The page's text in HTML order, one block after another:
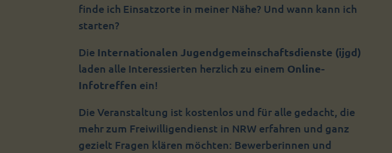
finde ich Einsatzorte in meiner Nähe? Und wann kann ich
starten?
Die Internationalen Jugendgemeinschaftsdienste (ijgd)
laden alle Interessierten herzlich zu einem Online-
Infotreffen ein!
Die Veranstaltung ist kostenlos und für alle gedacht, die
mehr zum Freiwilligendienst in NRW erfahren und ganz
gezielt Fragen klären möchten: Bewerberinnen und